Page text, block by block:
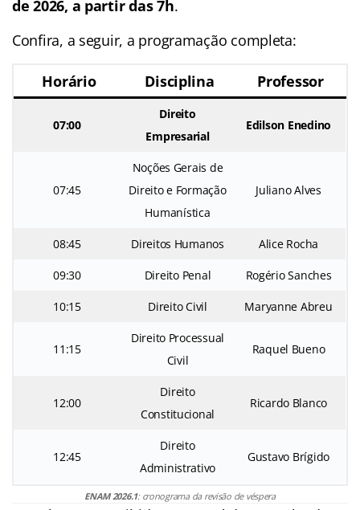
de 2026, a partir das 7h.
Confira, a seguir, a programação completa:
Horário Disciplina Professor
07:00
Direito
Empresarial
Edilson Enedino
07:45
Noções Gerais de
Direito e Formação
Humanística
Juliano Alves
08:45 Direitos Humanos Alice Rocha
09:30 Direito Penal Rogério Sanches
10:15 Direito Civil Maryanne Abreu
11:15
Direito Processual
Civil
Raquel Bueno
12:00
Direito
Constitucional
Ricardo Blanco
12:45
Direito
Administrativo
Gustavo Brígido
ENAM 2026.1: cronograma da revisão de véspera